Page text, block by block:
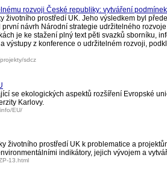
rozvoji České republiky: vytváření
životního prostředí UK. Jeho výsledkem byl
návrh Národní strategie udržitelného
je ke stažení plný text pěti svazků sborníku,
výstupy z konference o udržitelném rozvoji,
sdcz
se ekologických aspektů rozšíření Evropské
Karlovy.
EU/
životního prostředí UK k problematice a
indikátory, jejich vývojem a
13.html